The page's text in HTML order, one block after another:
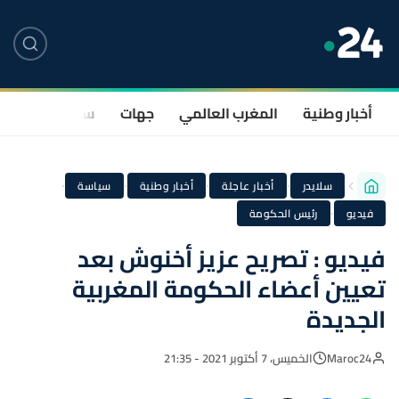
أخبار وطنية المغرب العالمي جهات سياسة
سلايدر · أخبار عاجلة · أخبار وطنية · سياسة ·
فيديو · رئيس الحكومة
فيديو : تصريح عزيز أخنوش بعد
تعيين أعضاء الحكومة المغربية
الجديدة
Maroc24 الخميس، 7 أكتوبر 2021 - 21:35